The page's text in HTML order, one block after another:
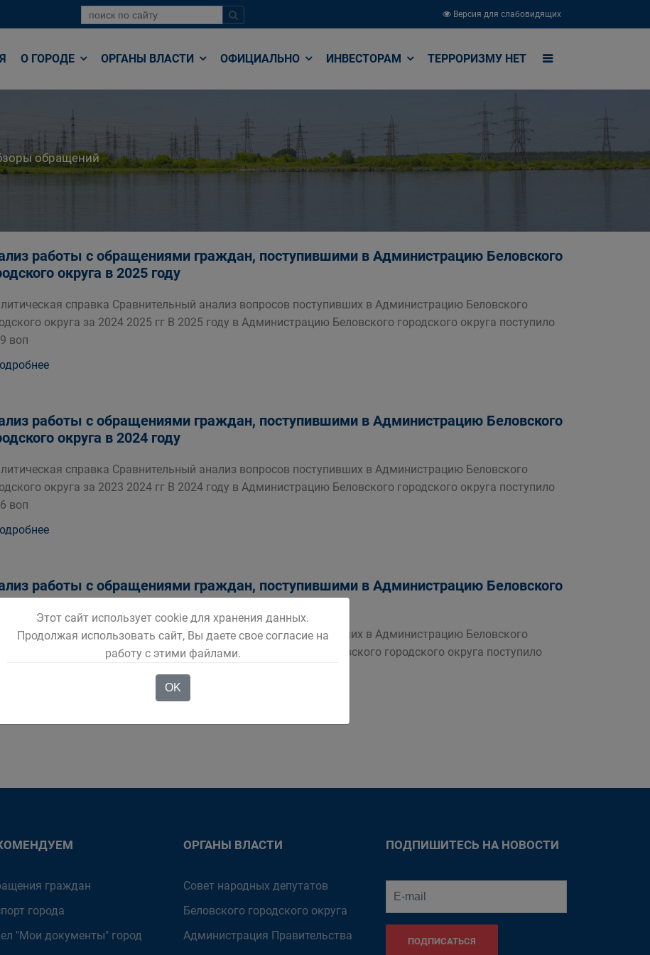
Версия для слабовидящих
О ГОРОДЕ ОРГАНЫ ВЛАСТИ ОФИЦИАЛЬНО ИНВЕСТОРАМ ТЕРРОРИЗМУ НЕТ
обращений
работы с обращениями граждан, поступившими в Администрацию Беловского
округа в 2025 году
справка Сравнительный анализ вопросов поступивших в Администрацию Беловского
округа за 2024 2025 гг В 2025 году в Администрацию Беловского городского округа поступило
воп
работы с обращениями граждан, поступившими в Администрацию Беловского
округа в 2024 году
справка Сравнительный анализ вопросов поступивших в Администрацию Беловского
округа за 2023 2024 гг В 2024 году в Администрацию Беловского городского округа поступило
воп
работы с обращениями граждан, поступившими в Администрацию Беловского
округа в 2023 году
справка Сравнительный анализ вопросов поступивших в Администрацию Беловского
округа за 2022 2023 В 2023 году в Администрацию Беловского городского округа поступило
вопрос
граждан
города
"Мои документы" город
ОРГАНЫ ВЛАСТИ
Совет народных депутатов
Беловского городского округа
Администрация Правительства
ПОДПИШИТЕСЬ НА НОВОСТИ
ПОДПИСАТЬСЯ
Этот сайт использует cookie для хранения данных.
Продолжая использовать сайт, Вы даете свое согласие на
работу с этими файлами.
OK